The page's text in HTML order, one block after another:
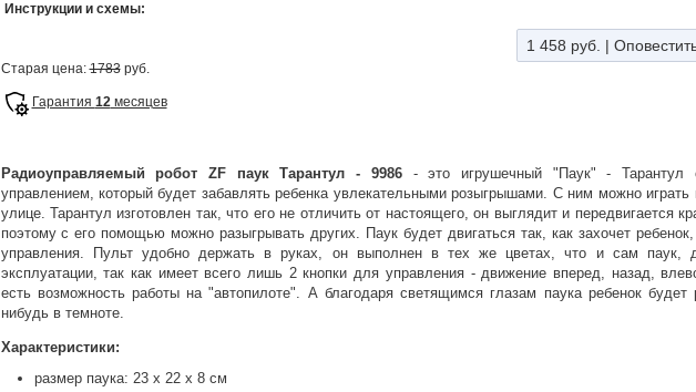
Инструкции и схемы:
1 458 руб. |
Старая цена:1783руб.
Гарантия 12 месяцев
Радиоуправляемый робот ZF паук Тарантул - 9986- это игрушечный "Паук" - Тарантул
управлением, который будет забавлять ребенка увлекательными розыгрышами. С ним можно играть
улице. Тарантул изготовлен так, что его не отличить от настоящего, он выглядит и передвигается
поэтому с его помощью можно разыгрывать других. Паук будет двигаться так, как захочет ребенок,
управления. Пульт удобно держать в руках, он выполнен в тех же цветах, что и сам паук,
эксплуатации, так как имеет всего лишь 2 кнопки для управления - движение вперед, назад,
есть возможность работы на "автопилоте". А благодаря светящимся глазам паука ребенок будет
нибудь в темноте.
Характеристики:
размер паука: 23 х 22 х 8 см